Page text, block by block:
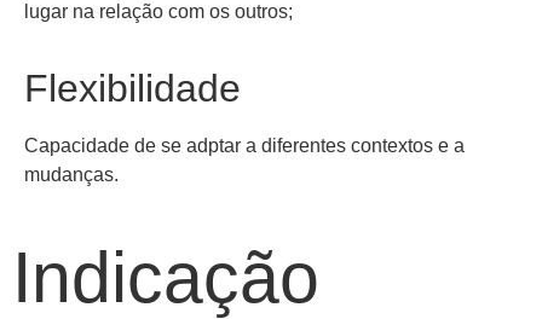
lugar na relação com os outros;
Flexibilidade
Capacidade de se adptar a diferentes contextos e a
mudanças.
Indicação